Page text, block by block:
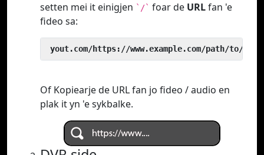
setten mei it einigjen `/` foar de URLfan 'e
fideo sa:
yout.com/https://www.example.com/path/to/
Of Kopiearje de URL fan jo fideo / audio en
plak it yn 'e sykbalke.